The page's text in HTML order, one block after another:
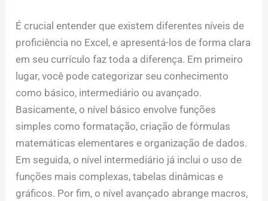
É crucial entender que existem diferentes níveis de
proficiência no Excel, e apresentá-los de forma clara
em seu currículo faz toda a diferença. Em primeiro
lugar, você pode categorizar seu conhecimento
como básico, intermediário ou avançado.
Basicamente, o nível básico envolve funções
simples como formatação, criação de fórmulas
matemáticas elementares e organização de dados.
Em seguida, o nível intermediário já inclui o uso de
funções mais complexas, tabelas dinâmicas e
gráficos. Por fim, o nível avançado abrange macros,